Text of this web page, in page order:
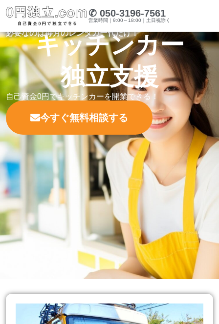
✆ 050-3196-7561
営業時間｜9:00～18:00｜土日祝除く
必要なのは毎月のレンタカー代だけ！
キッチンカー
独立支援
自己資金0円でキッチンカーを開業できる！
今すぐ無料相談する